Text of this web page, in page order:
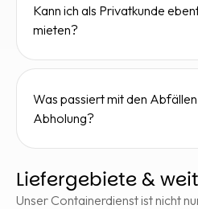
Kann ich als Privatkunde
mieten?
Was passiert mit den
Abholung?
Liefergebiete &
Unser Containerdienst ist nicht